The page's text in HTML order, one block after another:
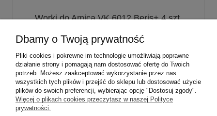
Worki do Amica VK 6012 Beris+ 4 szt.
13,00 zł
do koszyka
Dbamy o Twoją prywatność
Pliki cookies i pokrewne im technologie umożliwiają poprawne
działanie strony i pomagają nam dostosować ofertę do Twoich
potrzeb. Możesz zaakceptować wykorzystanie przez nas
wszystkich tych plików i przejść do sklepu lub dostosować użycie
plików do swoich preferencji, wybierając opcję "Dostosuj zgody".
Więcej o plikach cookies przeczytasz w naszej Polityce
prywatności.